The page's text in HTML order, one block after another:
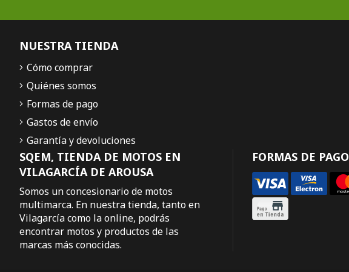
SQEM, TIENDA DE MOTOS EN
VILAGARCÍA DE AROUSA
Somos un concesionario de motos
multimarca. En nuestra tienda, tanto en
Vilagarcía como la online, podrás
encontrar motos y productos de las
marcas más conocidas.
FORMAS DE PAGO
NUESTRA TIENDA
Cómo comprar
Quiénes somos
Formas de pago
Gastos de envío
Garantía y devoluciones